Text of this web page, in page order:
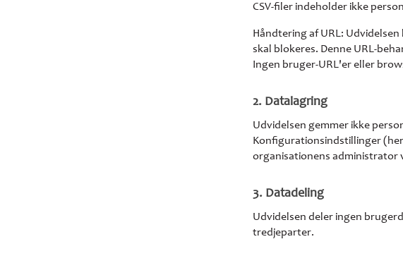
CSV-filer indeholder ikke
Håndtering af URL:
skal blokeres. Denne URL-
Ingen bruger-URL'er eller
2. Datalagring
Udvidelsen gemmer ikke
Konfigurationsindstillinger
organisationens administrator
3. Datadeling
Udvidelsen deler ingen
tredjeparter.